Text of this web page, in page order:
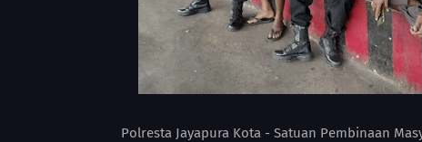
Polresta Jayapura Kota - Satuan Pembinaan